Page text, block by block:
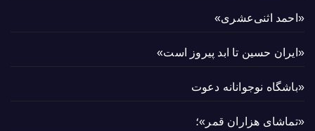
«احمد اثنی‌عشری»
«ایران حسین تا ابد پیروز است»
«باشگاه نوجوانانه دعوت
«تماشای هزاران قمر»؛